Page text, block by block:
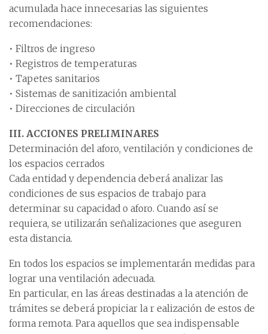
acumulada hace innecesarias las siguientes
recomendaciones:
• Filtros de ingreso
• Registros de temperaturas
• Tapetes sanitarios
• Sistemas de sanitización ambiental
• Direcciones de circulación
III. ACCIONES PRELIMINARES
Determinación del aforo, ventilación y condiciones de
los espacios cerrados
Cada entidad y dependencia deberá analizar las
condiciones de sus espacios de trabajo para
determinar su capacidad o aforo. Cuando así se
requiera, se utilizarán señalizaciones que aseguren
esta distancia.
En todos los espacios se implementarán medidas para
lograr una ventilación adecuada.
En particular, en las áreas destinadas a la atención de
trámites se deberá propiciar la r ealización de estos de
forma remota. Para aquellos que sea indispensable